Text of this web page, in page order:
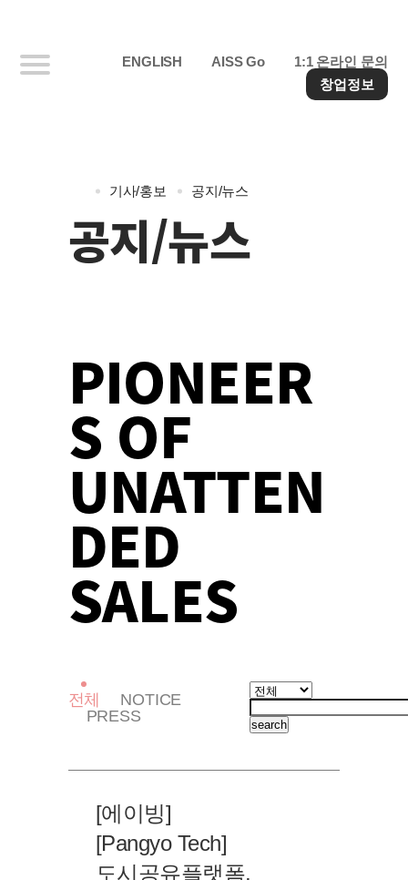
ENGLISH AISS Go
1:1 온라인 문의
창업정보
기사/홍보 공지/뉴스
공지/뉴스
PIONEER
S OF
UNATTEN
DED
SALES
전체
NOTICE
PRESS
search
[에이빙]
[Pangyo Tech]
도시공유플랫폼,